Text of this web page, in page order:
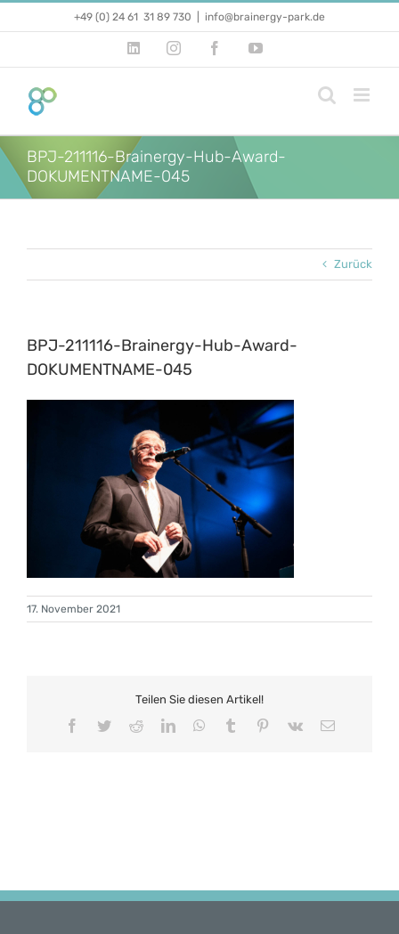
+49 (0) 24 61 31 89 730 info@brainergy-park.de
LinkedInInstagramFacebookYouTube
BPJ-211116-Brainergy-Hub-Award-
DOKUMENTNAME-045
Zurück
BPJ-211116-Brainergy-Hub-Award-
DOKUMENTNAME-045
17. November 2021
Teilen Sie diesen Artikel!
Facebook
TwitterRedditLinkedInWhatsApp
Tumblr Pinterest
Vk
E-